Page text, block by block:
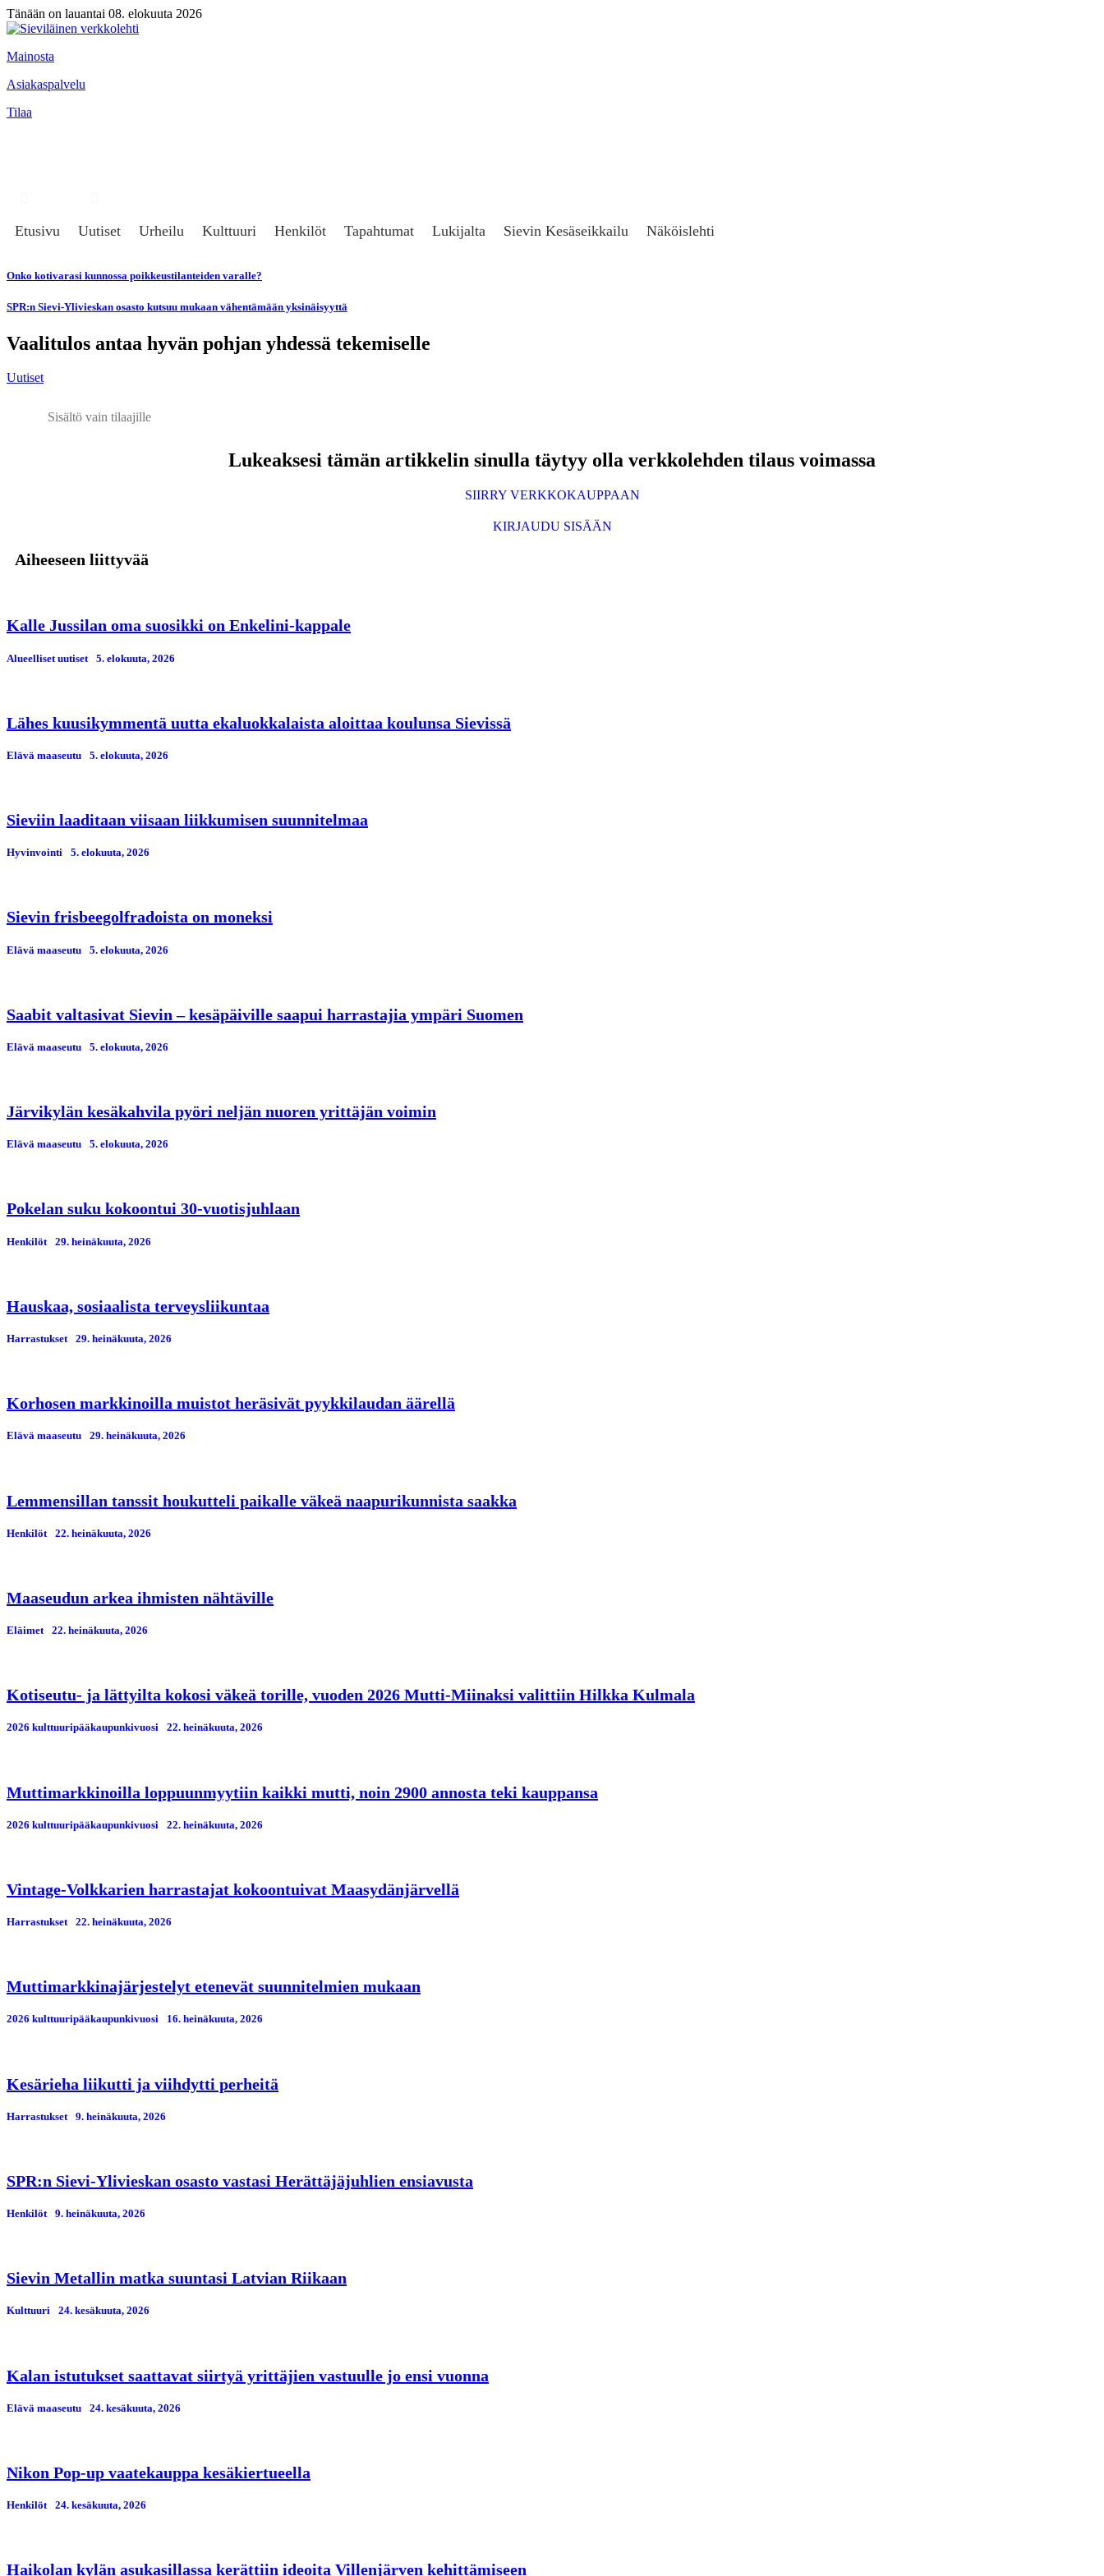
Tänään on lauantai 08. elokuuta 2026
Mainosta
Asiakaspalvelu
Tilaa
Etusivu Uutiset Urheilu Kulttuuri Henkilöt Tapahtumat Lukijalta Sievin Kesäseikkailu Näköislehti
Onko kotivarasi kunnossa poikkeustilanteiden varalle?
SPR:n Sievi-Ylivieskan osasto kutsuu mukaan vähentämään yksinäisyyttä
Vaalitulos antaa hyvän pohjan yhdessä tekemiselle
Uutiset
Sisältö vain tilaajille
Lukeaksesi tämän artikkelin sinulla täytyy olla verkkolehden tilaus voimassa
SIIRRY VERKKOKAUPPAAN
KIRJAUDU SISÄÄN
Aiheeseen liittyvää
Kalle Jussilan oma suosikki on Enkelini-kappale
Alueelliset uutiset 5. elokuuta, 2026
Lähes kuusikymmentä uutta ekaluokkalaista aloittaa koulunsa Sievissä
Elävä maaseutu 5. elokuuta, 2026
Sieviin laaditaan viisaan liikkumisen suunnitelmaa
Hyvinvointi 5. elokuuta, 2026
Sievin frisbeegolfradoista on moneksi
Elävä maaseutu 5. elokuuta, 2026
Saabit valtasivat Sievin – kesäpäiville saapui harrastajia ympäri Suomen
Elävä maaseutu 5. elokuuta, 2026
Järvikylän kesäkahvila pyöri neljän nuoren yrittäjän voimin
Elävä maaseutu 5. elokuuta, 2026
Pokelan suku kokoontui 30-vuotisjuhlaan
Henkilöt 29. heinäkuuta, 2026
Hauskaa, sosiaalista terveysliikuntaa
Harrastukset 29. heinäkuuta, 2026
Korhosen markkinoilla muistot heräsivät pyykkilaudan äärellä
Elävä maaseutu 29. heinäkuuta, 2026
Lemmensillan tanssit houkutteli paikalle väkeä naapurikunnista saakka
Henkilöt 22. heinäkuuta, 2026
Maaseudun arkea ihmisten nähtäville
Eläimet 22. heinäkuuta, 2026
Kotiseutu- ja lättyilta kokosi väkeä torille, vuoden 2026 Mutti-Miinaksi valittiin Hilkka Kulmala
2026 kulttuuripääkaupunkivuosi 22. heinäkuuta, 2026
Muttimarkkinoilla loppuunmyytiin kaikki mutti, noin 2900 annosta teki kauppansa
2026 kulttuuripääkaupunkivuosi 22. heinäkuuta, 2026
Vintage-Volkkarien harrastajat kokoontuivat Maasydänjärvellä
Harrastukset 22. heinäkuuta, 2026
Muttimarkkinajärjestelyt etenevät suunnitelmien mukaan
2026 kulttuuripääkaupunkivuosi 16. heinäkuuta, 2026
Kesärieha liikutti ja viihdytti perheitä
Harrastukset 9. heinäkuuta, 2026
SPR:n Sievi-Ylivieskan osasto vastasi Herättäjäjuhlien ensiavusta
Henkilöt 9. heinäkuuta, 2026
Sievin Metallin matka suuntasi Latvian Riikaan
Kulttuuri 24. kesäkuuta, 2026
Kalan istutukset saattavat siirtyä yrittäjien vastuulle jo ensi vuonna
Elävä maaseutu 24. kesäkuuta, 2026
Nikon Pop-up vaatekauppa kesäkiertueella
Henkilöt 24. kesäkuuta, 2026
Haikolan kylän asukasillassa kerättiin ideoita Villenjärven kehittämiseen